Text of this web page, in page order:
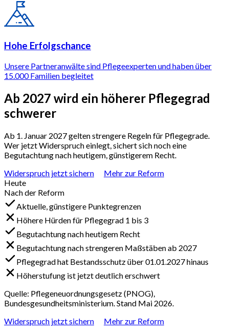
Hohe Erfolgschance
Unsere Partneranwälte sind Pflegeexperten und haben über
15.000 Familien begleitet
Ab 2027 wird ein höherer Pflegegrad
schwerer
Ab 1. Januar 2027 gelten strengere Regeln für Pflegegrade.
Wer jetzt Widerspruch einlegt, sichert sich noch eine
Begutachtung nach heutigem, günstigerem Recht.
Widerspruch jetzt sichern
Mehr zur Reform
Heute
Nach der Reform
Aktuelle, günstigere Punktegrenzen
Höhere Hürden für Pflegegrad 1 bis 3
Begutachtung nach heutigem Recht
Begutachtung nach strengeren Maßstäben ab 2027
Pflegegrad hat Bestandsschutz über 01.01.2027 hinaus
Höherstufung ist jetzt deutlich erschwert
Quelle: Pflegeneuordnungsgesetz (PNOG),
Bundesgesundheitsministerium. Stand Mai 2026.
Widerspruch jetzt sichern
Mehr zur Reform